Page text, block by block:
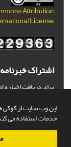
این وب سایت از کوکی
خدمات استفاده می
Attribution
License
اشتراک خبرنامه
برای دریافت اخبار